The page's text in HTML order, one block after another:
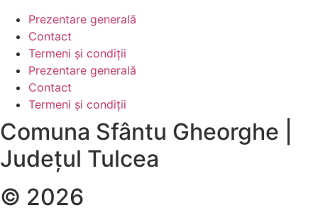
Prezentare generală
Contact
Termeni și condiții
Prezentare generală
Contact
Termeni și condiții
Comuna Sfântu Gheorghe |
Județul Tulcea
© 2026